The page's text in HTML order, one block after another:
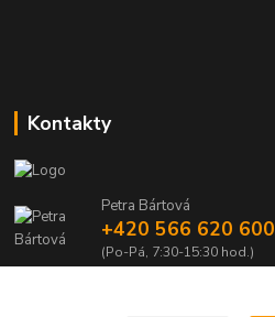
Kontakty
Petra Bártová
+420 566 620 600
(Po-Pá, 7:30-15:30 hod.)